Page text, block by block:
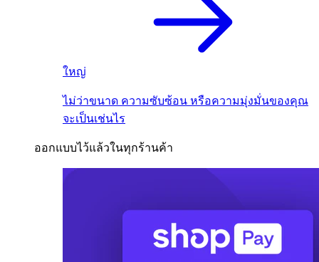
ใหญ่
ไม่ว่าขนาด ความซับซ้อน หรือความมุ่งมั่นของคุณ
จะเป็นเช่นไร
ออกแบบไว้แล้วในทุกร้านค้า